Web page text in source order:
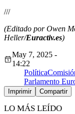
///
(Editado por Owen
Heller/Euractiv.es)
May 7, 2025 -
14:22
Política
Parlamento
Imprimir Compartir
LO MÁS LEÍDO